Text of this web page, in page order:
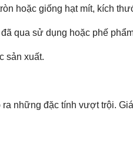
hoặc giống hạt mít, kích
qua sử dụng hoặc phế
sản xuất.
những đặc tính vượt trội.